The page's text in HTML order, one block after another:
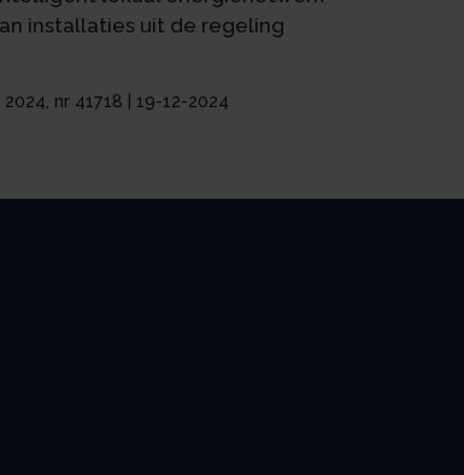
installaties uit de regeling
nr 41718 | 19-12-2024